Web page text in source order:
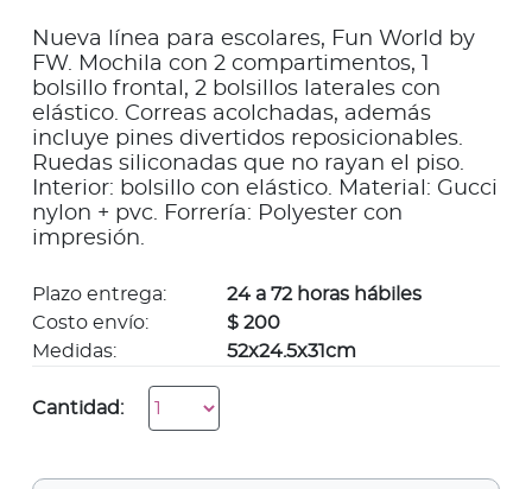
Nueva línea para escolares, Fun World by
FW. Mochila con 2 compartimentos, 1
bolsillo frontal, 2 bolsillos laterales con
elástico. Correas acolchadas, además
incluye pines divertidos reposicionables.
Ruedas siliconadas que no rayan el piso.
Interior: bolsillo con elástico. Material: Gucci
nylon + pvc. Forrería: Polyester con
impresión.
Plazo entrega:
24 a 72 horas hábiles
Costo envío:
$ 200
Medidas:
52x24.5x31cm
Cantidad: